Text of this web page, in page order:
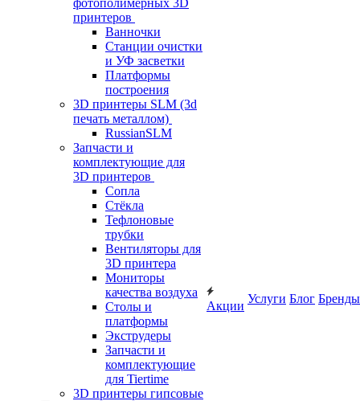
фотополимерных 3D
принтеров
Ванночки
Станции очистки
и УФ засветки
Платформы
построения
3D принтеры SLM (3d
печать металлом)
RussianSLM
Запчасти и
комплектующие для
3D принтеров
Сопла
Cтёкла
Тефлоновые
трубки
Вентиляторы для
3D принтера
Мониторы
качества воздуха
Столы и
платформы
Экструдеры
Запчасти и
комплектующие
для Tiertime
3D принтеры гипсовые
Акции
Услуги Блог Бренды